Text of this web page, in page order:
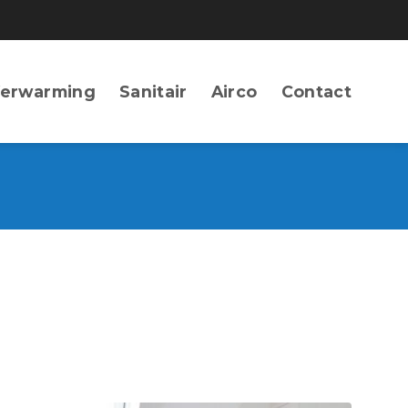
Sanitair Airco Contact